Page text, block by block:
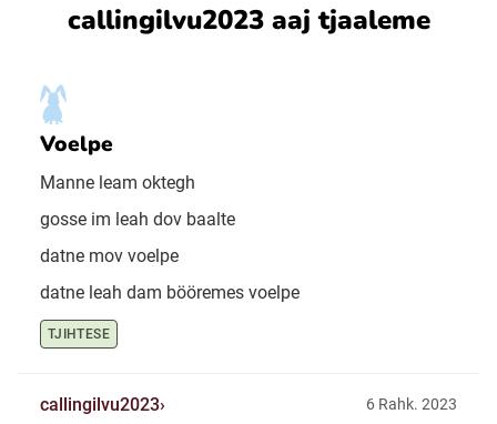
callingilvu2023 aaj tjaaleme
Voelpe
Manne leam oktegh
gosse im leah dov baalte
datne mov voelpe
datne leah dam bööremes voelpe
TJIHTESE
callingilvu2023 6 Rahk. 2023